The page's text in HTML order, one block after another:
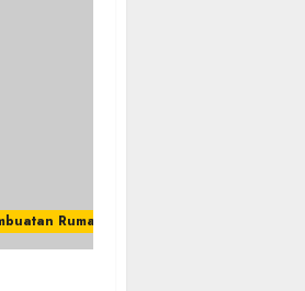
Rumah Kayu